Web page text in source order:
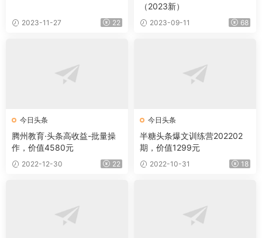
2023-11-27 22
（2023新）
2023-09-11 68
今日头条
腾州教育·头条高收益-批量操
作，价值4580元
2022-12-30 22
今日头条
半糖头条爆文训练营202202
期，价值1299元
2022-10-31 18